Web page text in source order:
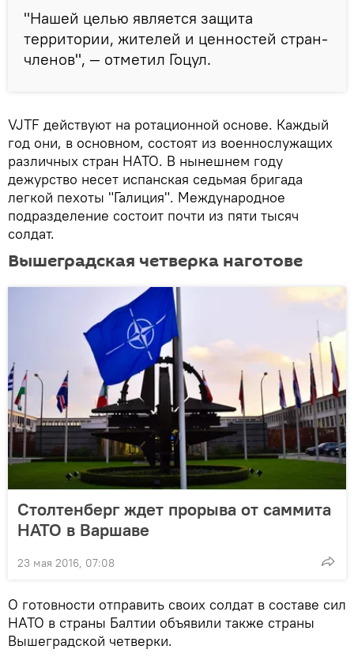
"Нашей целью является защита
территории, жителей и ценностей стран-
членов", — отметил Гоцул.
VJTF действуют на ротационной основе. Каждый
год они, в основном, состоят из военнослужащих
различных стран НАТО. В нынешнем году
дежурство несет испанская седьмая бригада
легкой пехоты "Галиция". Международное
подразделение состоит почти из пяти тысяч
солдат.
Вышеградская четверка наготове
Столтенберг ждет прорыва от саммита
НАТО в Варшаве
23 мая 2016, 07:08
О готовности отправить своих солдат в составе сил
НАТО в страны Балтии объявили также страны
Вышеградской четверки.